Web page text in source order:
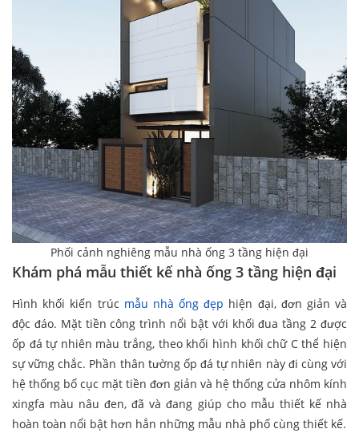
Phối cảnh nghiêng mẫu nhà ống 3 tầng hiện đại
Khám phá mẫu thiết kế nhà ống 3 tầng hiện đại
Hình khối kiến trúc mẫu nhà ống đẹp hiện đại, đơn giản và
độc đáo. Mặt tiền công trình nổi bật với khối đua tầng 2 được
ốp đá tự nhiên màu trắng, theo khối hình khối chữ C thể hiện
sự vững chắc. Phần thân tường ốp đá tự nhiên này đi cùng với
hệ thống bố cục mặt tiền đơn giản và hệ thống cửa nhôm kính
xingfa màu nâu đen, đã và đang giúp cho mẫu thiết kế nhà
hoàn toàn nổi bật hơn hẳn những mẫu nhà phố cùng thiết kế.